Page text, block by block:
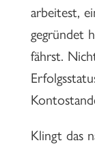
arbeitest,
gegründet
fährst.
Klingt das